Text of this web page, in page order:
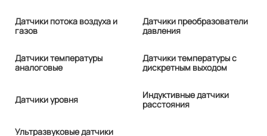
Датчики потока воздуха и
газов
Датчики преобразователи
давления
Датчики температуры
аналоговые
Датчики температуры с
дискретным выходом
Датчики уровня
Индуктивные датчики
расстояния
Ультразвуковые датчики